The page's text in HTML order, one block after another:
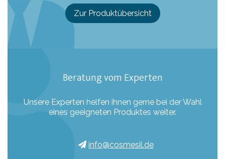
Zur Produktübersicht
Beratung vom Experten
Unsere Experten helfen ihnen gerne bei der Wahl
eines geeigneten Produktes weiter.
info@cosmesil.de